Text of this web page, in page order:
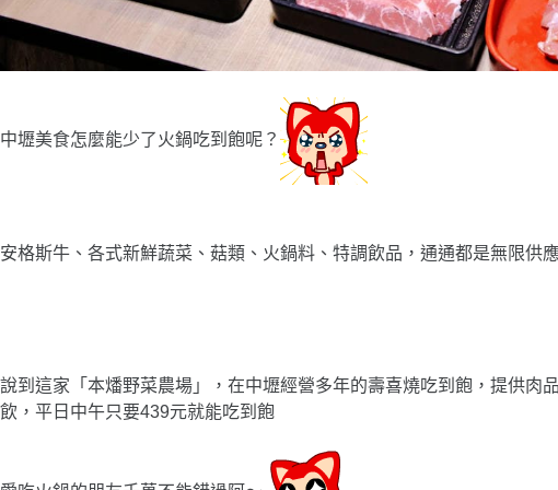
中壢美食怎麼能少了火鍋吃到飽呢 ？
安格斯牛 、各式新鮮蔬菜、菇類、火鍋料、特調飲品， 通通都是無限供
說到這家「本燔野菜農場」，在中壢經營多年的壽喜燒吃到飽，提供肉
飲，平日中午只要439元就能吃到飽